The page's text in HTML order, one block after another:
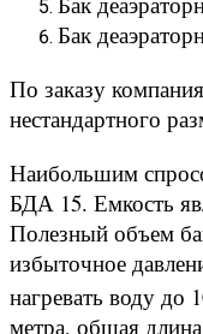
Бак
По заказу
нестандартного
Наибольшим
БДА 15. Емкость
Полезный объем
избыточное
нагревать воду до
метра, общая